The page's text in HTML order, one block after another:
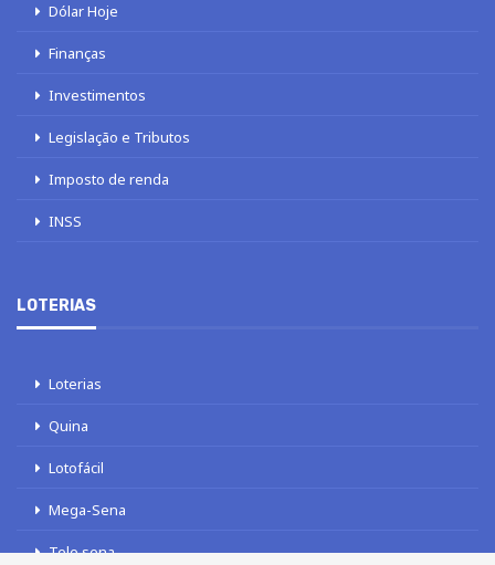
Dólar Hoje
Finanças
Investimentos
Legislação e Tributos
Imposto de renda
INSS
LOTERIAS
Loterias
Quina
Lotofácil
Mega-Sena
Tele sena